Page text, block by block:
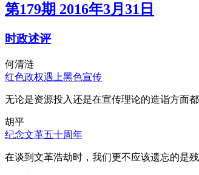
第179期 2016年3月31日
时政述评
何清涟
红色政权遇上黑色宣传
无论是资源投入还是在宣传理论的造诣方面
胡平
纪念文革五十周年
在谈到文革浩劫时，我们更不应该遗忘的是